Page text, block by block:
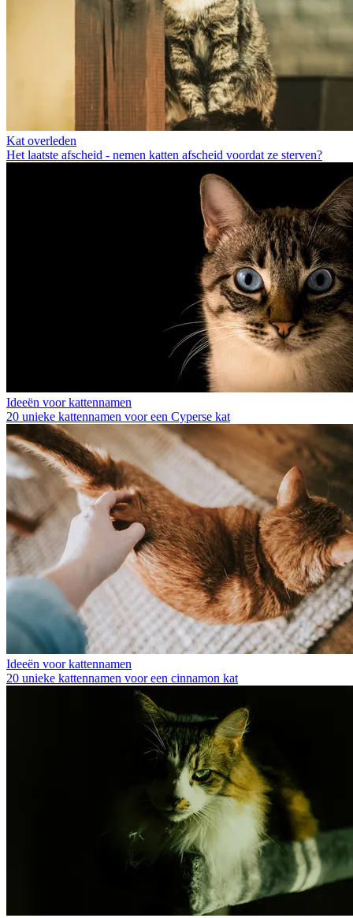
Kat overleden
Het laatste afscheid - nemen katten afscheid voordat ze sterven?
Ideeën voor kattennamen
20 unieke kattennamen voor een Cyperse kat
Ideeën voor kattennamen
20 unieke kattennamen voor een cinnamon kat